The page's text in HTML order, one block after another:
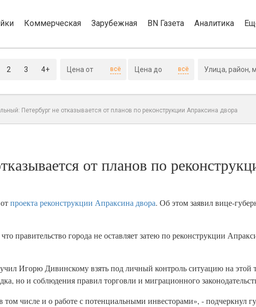
Коммерческая Зарубежная BN Газета Аналитика
2 3 4+ всё всё
Петербург не отказывается от планов по реконструкции Апраксина двора
от планов по
проекта реконструкции Апраксина двора. Об этом заявил вице-
правительство города не оставляет затею по реконструкции
Игорю Дивинскому взять под личный контроль ситуацию на этой
но и соблюдения правил торговли и миграционного
числе и о работе с потенциальными инвесторами», - подчеркнул